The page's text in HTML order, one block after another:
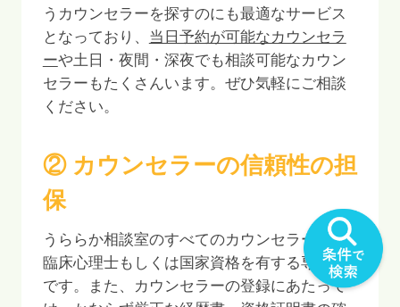
うカウンセラーを探すのにも最適なサービス
となっており、 当日予約が可能なカウンセラ
ーや土日・夜間・深夜でも相談可能なカウン
セラーもたくさんいます。ぜひ気軽にご相談
ください。
② カウンセラーの信頼性の担
保
うららか相談室のすべてのカウンセラーは、
臨床心理士もしくは国家資格を有する専門家
です。また、カウンセラーの登録にあたって